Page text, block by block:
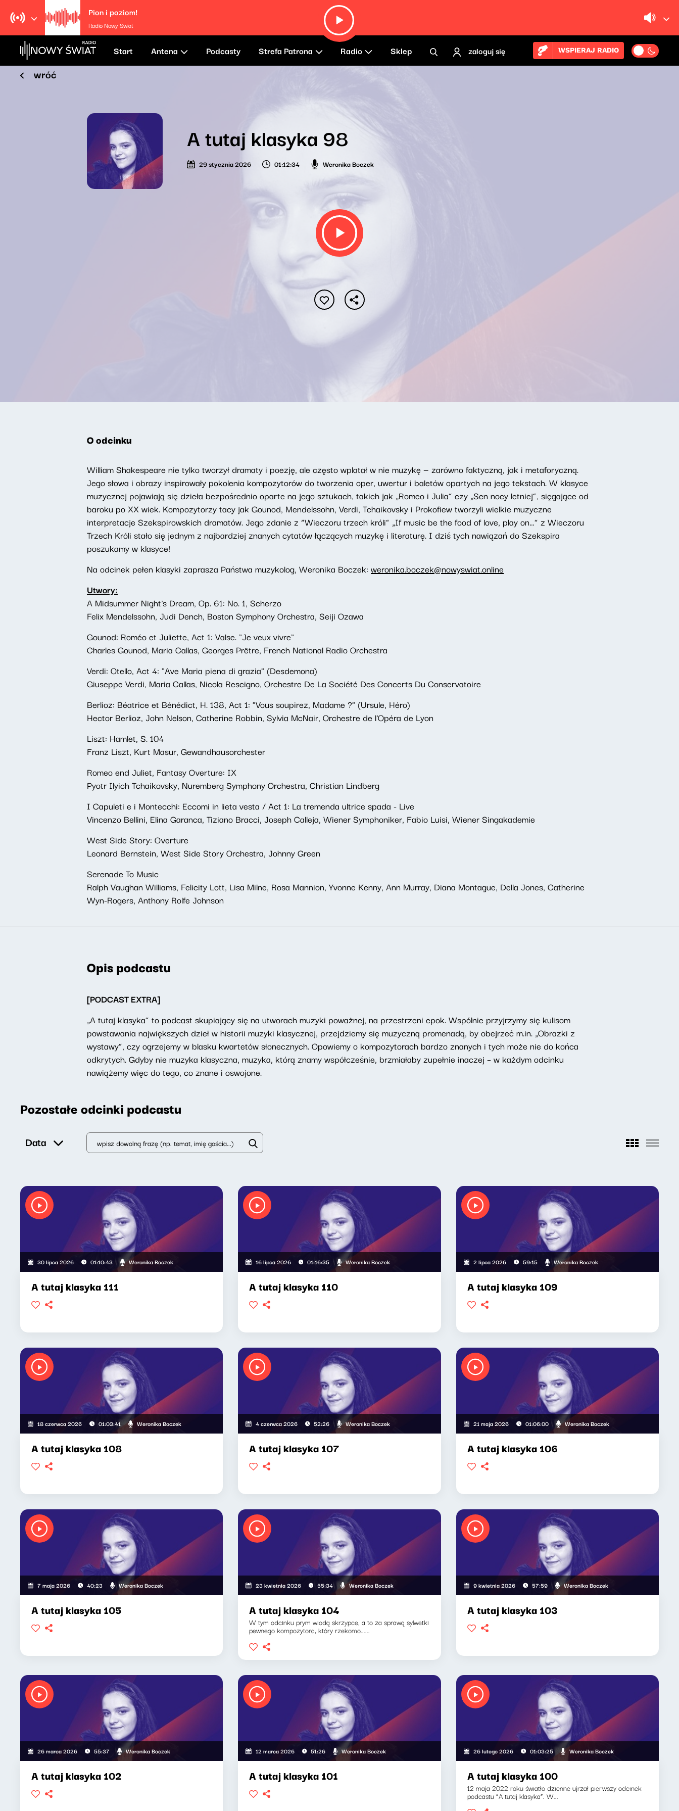
Pion i poziom!
Radio Nowy Świat
Start Antena Podcasty Strefa Patrona Radio Sklep zaloguj się WSPIERAJ RADIO
wróć
A tutaj klasyka 98
29 stycznia 2026 01:12:34 Weronika Boczek
O odcinku
William Shakespeare nie tylko tworzył dramaty i poezję, ale często wplatał w nie muzykę — zarówno faktyczną, jak i metaforyczną.
Jego słowa i obrazy inspirowały pokolenia kompozytorów do tworzenia oper, uwertur i baletów opartych na jego tekstach. W klasyce
muzycznej pojawiają się dzieła bezpośrednio oparte na jego sztukach, takich jak „Romeo i Julia” czy „Sen nocy letniej”, sięgające od
baroku po XX wiek. Kompozytorzy tacy jak Gounod, Mendelssohn, Verdi, Tchaikovsky i Prokofiew tworzyli wielkie muzyczne
interpretacje Szekspirowskich dramatów. Jego zdanie z “Wieczoru trzech króli” „If music be the food of love, play on…” z Wieczoru
Trzech Króli stało się jednym z najbardziej znanych cytatów łączących muzykę i literaturę. I dziś tych nawiązań do Szekspira
poszukamy w klasyce!
Na odcinek pełen klasyki zaprasza Państwa muzykolog, Weronika Boczek: weronika.boczek@nowyswiat.online
Utwory:
A Midsummer Night's Dream, Op. 61: No. 1, Scherzo
Felix Mendelssohn, Judi Dench, Boston Symphony Orchestra, Seiji Ozawa
Gounod: Roméo et Juliette, Act 1: Valse. "Je veux vivre"
Charles Gounod, Maria Callas, Georges Prêtre, French National Radio Orchestra
Verdi: Otello, Act 4: "Ave Maria piena di grazia" (Desdemona)
Giuseppe Verdi, Maria Callas, Nicola Rescigno, Orchestre De La Société Des Concerts Du Conservatoire
Berlioz: Béatrice et Bénédict, H. 138, Act 1: "Vous soupirez, Madame ?" (Ursule, Héro)
Hector Berlioz, John Nelson, Catherine Robbin, Sylvia McNair, Orchestre de l'Opéra de Lyon
Liszt: Hamlet, S. 104
Franz Liszt, Kurt Masur, Gewandhausorchester
Romeo end Juliet, Fantasy Overture: IX
Pyotr Ilyich Tchaikovsky, Nuremberg Symphony Orchestra, Christian Lindberg
I Capuleti e i Montecchi: Eccomi in lieta vesta / Act 1: La tremenda ultrice spada - Live
Vincenzo Bellini, Elina Garanca, Tiziano Bracci, Joseph Calleja, Wiener Symphoniker, Fabio Luisi, Wiener Singakademie
West Side Story: Overture
Leonard Bernstein, West Side Story Orchestra, Johnny Green
Serenade To Music
Ralph Vaughan Williams, Felicity Lott, Lisa Milne, Rosa Mannion, Yvonne Kenny, Ann Murray, Diana Montague, Della Jones, Catherine
Wyn-Rogers, Anthony Rolfe Johnson
Opis podcastu
[PODCAST EXTRA]
„A tutaj klasyka” to podcast skupiający się na utworach muzyki poważnej, na przestrzeni epok. Wspólnie przyjrzymy się kulisom
powstawania największych dzieł w historii muzyki klasycznej, przejdziemy się muzyczną promenadą, by obejrzeć m.in. „Obrazki z
wystawy”, czy ogrzejemy w blasku kwartetów słonecznych. Opowiemy o kompozytorach bardzo znanych i tych może nie do końca
odkrytych. Gdyby nie muzyka klasyczna, muzyka, którą znamy współcześnie, brzmiałaby zupełnie inaczej – w każdym odcinku
nawiążemy więc do tego, co znane i oswojone.
Pozostałe odcinki podcastu
Data
30 lipca 2026 01:10:43 Weronika Boczek
A tutaj klasyka 111
16 lipca 2026 01:16:35 Weronika Boczek
A tutaj klasyka 110
2 lipca 2026 59:15 Weronika Boczek
A tutaj klasyka 109
18 czerwca 2026 01:03:41 Weronika Boczek
A tutaj klasyka 108
4 czerwca 2026 52:26 Weronika Boczek
A tutaj klasyka 107
21 maja 2026 01:06:00 Weronika Boczek
A tutaj klasyka 106
7 maja 2026 40:23 Weronika Boczek
A tutaj klasyka 105
23 kwietnia 2026 55:34 Weronika Boczek
A tutaj klasyka 104
W tym odcinku prym wiodą skrzypce, a to za sprawą sylwetki
pewnego kompozytora, który rzekomo......
9 kwietnia 2026 57:59 Weronika Boczek
A tutaj klasyka 103
26 marca 2026 55:37 Weronika Boczek
A tutaj klasyka 102
12 marca 2026 51:26 Weronika Boczek
A tutaj klasyka 101
26 lutego 2026 01:03:25 Weronika Boczek
A tutaj klasyka 100
12 maja 2022 roku światło dzienne ujrzał pierwszy odcinek
podcastu “A tutaj klasyka”. W...